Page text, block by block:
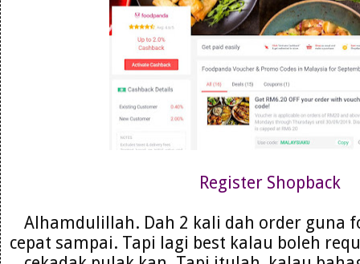
Register Shopback
Alhamdulillah. Dah 2 kali dah order guna
cepat sampai. Tapi lagi best kalau boleh